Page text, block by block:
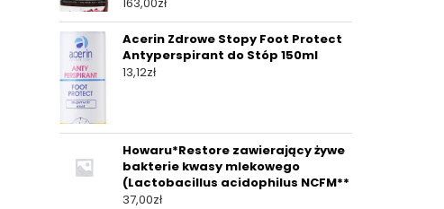
Acerin Zdrowe Stopy Foot Protect
Antyperspirant do Stóp 150ml
13,12zł
Howaru*Restore zawierający żywe
bakterie kwasy mlekowego
(Lactobacillus acidophilus NCFM**
37,00zł